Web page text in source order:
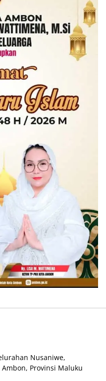
Nusaniwe,
Provinsi Maluku